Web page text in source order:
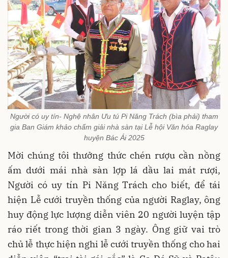
Người có uy tín- Nghệ nhân Ưu tú Pi Năng Trách (bìa phải) tham
gia Ban Giám khảo chấm giải nhà sàn tại Lễ hội Văn hóa Raglay
huyện Bác Ái 2025
Mời chúng tôi thưởng thức chén rượu cần nồng
ấm dưới mái nhà sàn lợp lá dầu lai mát rượi,
Người có uy tín Pi Năng Trách cho biết, để tái
hiện Lễ cưới truyền thống của người Raglay, ông
huy động lực lượng diễn viên 20 người luyện tập
ráo riết trong thời gian 3 ngày. Ông giữ vai trò
chủ lễ thực hiện nghi lễ cưới truyền thống cho hai